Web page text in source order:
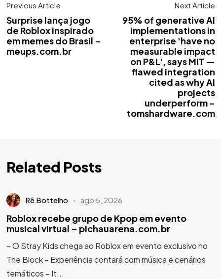
Previous Article
Surprise lança jogo
de Roblox inspirado
em memes do Brasil -
meups.com.br
Next Article
95% of generative AI
implementations in
enterprise 'have no
measurable impact
on P&L', says MIT —
flawed integration
cited as why AI
projects
underperform -
tomshardware.com
Related Posts
Rê Bottelho ago 5, 2026
Roblox recebe grupo de Kpop em evento
musical virtual – pichauarena.com.br
– O Stray Kids chega ao Roblox em evento exclusivo no
The Block – Experiência contará com música e cenários
temáticos – It...